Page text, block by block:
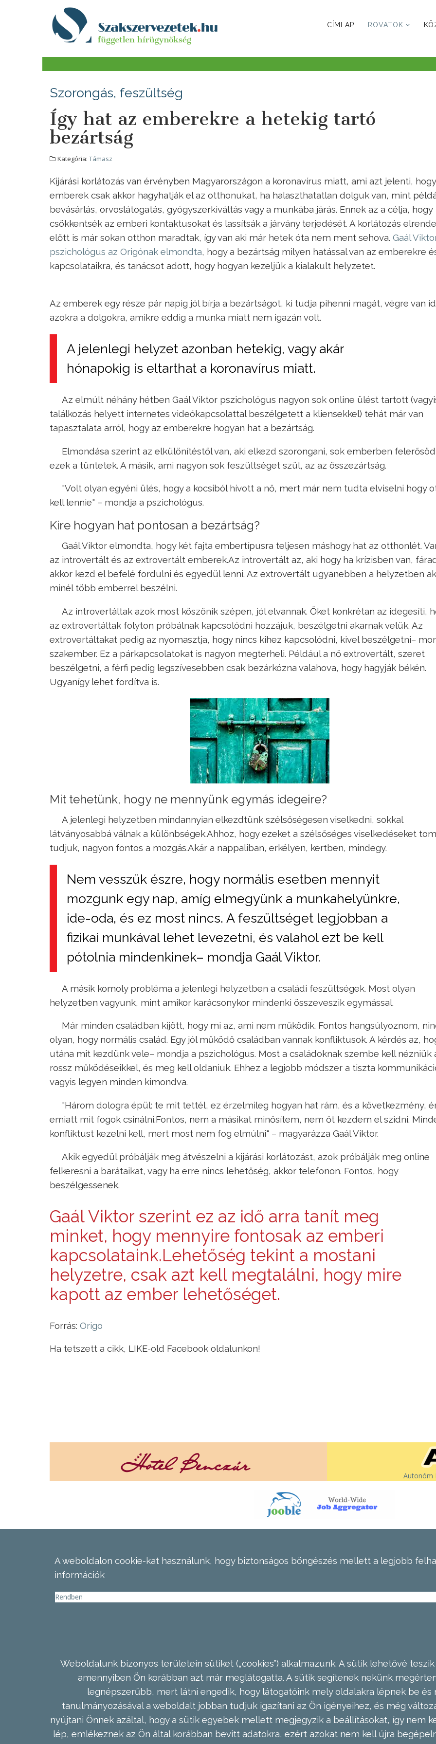
CÍMLAP ROVATOK
Szorongás, feszültség
Így hat az emberekre a hetekig tartó
bezártság
Kategória: Támasz
Kijárási korlátozás van érvényben Magyarországon a koronavírus miatt, ami azt jelenti,
emberek csak akkor hagyhatják el az otthonukat, ha halaszthatatlan dolguk van, mint
bevásárlás, orvoslátogatás, gyógyszerkiváltás vagy a munkába járás. Ennek az a célja, hogy
csökkentsék az emberi kontaktusokat és lassítsák a járvány terjedését. A korlátozás
előtt is már sokan otthon maradtak, így van aki már hetek óta nem ment sehova. Gaál
pszichológus az Origónak elmondta, hogy a bezártság milyen hatással van az emberekre
kapcsolataikra, és tanácsot adott, hogy hogyan kezeljük a kialakult helyzetet.
Az emberek egy része pár napig jól bírja a bezártságot, ki tudja pihenni magát, végre van
azokra a dolgokra, amikre eddig a munka miatt nem igazán volt.
A jelenlegi helyzet azonban hetekig, vagy akár
hónapokig is eltarthat a koronavírus miatt.
Az elmúlt néhány hétben Gaál Viktor pszichológus nagyon sok online ülést tartott
találkozás helyett internetes videókapcsolattal beszélgetett a kliensekkel) tehát már van
tapasztalata arról, hogy az emberekre hogyan hat a bezártság.
Elmondása szerint az elkülönítéstől van, aki elkezd szorongani, sok emberben
ezek a tüntetek. A másik, ami nagyon sok feszültséget szül, az az összezártság.
"Volt olyan egyéni ülés, hogy a kocsiból hívott a nő, mert már nem tudta elviselni hogy
kell lennie" – mondja a pszichológus.
Kire hogyan hat pontosan a bezártság?
Gaál Viktor elmondta, hogy két fajta embertípusra teljesen máshogy hat az otthonlét.
az introvertált és az extrovertált emberek.Az introvertált az, aki hogy ha krízisben van,
akkor kezd el befelé fordulni és egyedül lenni. Az extrovertált ugyanebben a helyzetben
minél több emberrel beszélni.
Az introvertáltak azok most köszönik szépen, jól elvannak. Őket konkrétan az idegesíti,
az extrovertáltak folyton próbálnak kapcsolódni hozzájuk, beszélgetni akarnak velük. Az
extrovertáltakat pedig az nyomasztja, hogy nincs kihez kapcsolódni, kivel beszélgetni–
szakember. Ez a párkapcsolatokat is nagyon megterheli. Például a nő extrovertált, szeret
beszélgetni, a férfi pedig legszívesebben csak bezárkózna valahova, hogy hagyják békén.
Ugyanígy lehet fordítva is.
Mit tehetünk, hogy ne mennyünk egymás idegeire?
A jelenlegi helyzetben mindannyian elkezdtünk szélsőségesen viselkedni, sokkal
látványosabbá válnak a különbségek.Ahhoz, hogy ezeket a szélsőséges viselkedéseket
tudjuk, nagyon fontos a mozgás.Akár a nappaliban, erkélyen, kertben, mindegy.
Nem vesszük észre, hogy normális esetben mennyit
mozgunk egy nap, amíg elmegyünk a munkahelyünkre,
ide-oda, és ez most nincs. A feszültséget legjobban a
fizikai munkával lehet levezetni, és valahol ezt be kell
pótolnia mindenkinek– mondja Gaál Viktor.
A másik komoly probléma a jelenlegi helyzetben a családi feszültségek. Most olyan
helyzetben vagyunk, mint amikor karácsonykor mindenki összeveszik egymással.
Már minden családban kijött, hogy mi az, ami nem működik. Fontos hangsúlyoznom,
olyan, hogy normális család. Egy jól működő családban vannak konfliktusok. A kérdés az,
utána mit kezdünk vele– mondja a pszichológus. Most a családoknak szembe kell nézniük
rossz működéseikkel, és meg kell oldaniuk. Ehhez a legjobb módszer a tiszta
vagyis legyen minden kimondva.
"Három dologra épül: te mit tettél, ez érzelmileg hogyan hat rám, és a következmény,
emiatt mit fogok csinálni.Fontos, nem a másikat minősítem, nem őt kezdem el szidni.
konfliktust kezelni kell, mert most nem fog elmúlni" – magyarázza Gaál Viktor.
Akik egyedül próbálják meg átvészelni a kijárási korlátozást, azok próbálják meg online
felkeresni a barátaikat, vagy ha erre nincs lehetőség, akkor telefonon. Fontos, hogy
beszélgessenek.
Gaál Viktor szerint ez az idő arra tanít meg
minket, hogy mennyire fontosak az emberi
kapcsolataink.Lehetőség tekint a mostani
helyzetre, csak azt kell megtalálni, hogy mire
kapott az ember lehetőséget.
Forrás: Origo
Ha tetszett a cikk, LIKE-old Facebook oldalunkon!
Autonóm
A weboldalon cookie-kat használunk, hogy biztonságos böngészés mellett a legjobb
információk
Rendben
Weboldalunk bizonyos területein sütiket („cookies”) alkalmazunk. A sütik lehetővé
amennyiben Ön korábban azt már meglátogatta. A sütik segítenek nekünk
legnépszerűbb, mert látni engedik, hogy látogatóink mely oldalakra lépnek be
tanulmányozásával a weboldalt jobban tudjuk igazítani az Ön igényeihez, és még
nyújtani Önnek azáltal, hogy a sütik egyebek mellett megjegyzik a beállításokat, így nem
lép, emlékeznek az Ön által korábban bevitt adatokra, ezért azokat nem kell újra